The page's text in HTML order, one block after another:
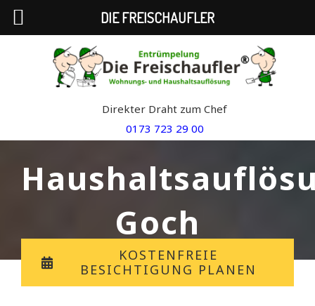
Direkter Draht zum Chef
0173 723 29 00
Goch
KOSTENFREIE
BESICHTIGUNG PLANEN
DIE FREISCHAUFLER